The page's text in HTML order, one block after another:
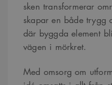
sken transformerar
skapar en både trygg
där byggda element
vägen i mörkret.
Med omsorg om